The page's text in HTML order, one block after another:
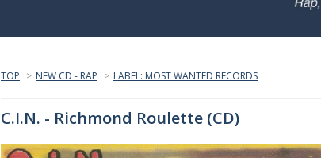
TOP > NEW CD - RAP > LABEL: MOST WANTED RECORDS
C.I.N. - Richmond Roulette (CD)